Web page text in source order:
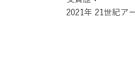
2021年 21世紀ア